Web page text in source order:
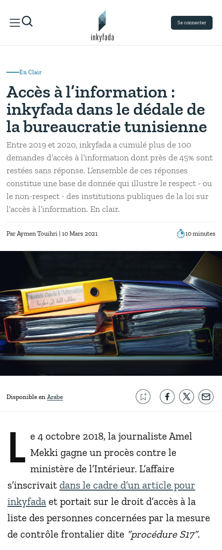
Se connecter
En Clair
Accès à l’information :
inkyfada dans le dédale de
la bureaucratie tunisienne
Entre 2019 et 2020, inkyfada a cumulé plus de 100
demandes d’accès à l’information dont près de 45% sont
restées sans réponse. L’ensemble de ces réponses
constitue une base de donnée qui illustre le respect - ou
le non-respect - des institutions publiques de la loi sur
l’accès à l’information. En clair.
Par Aymen Touihri | 10 Mars 2021 10 minutes
Disponible en Arabe
L e 4 octobre 2018, la journaliste Amel
Mekki gagne un procès contre le
ministère de l’Intérieur. L’affaire
s’inscrivait dans le cadre d’un article pour
inkyfada et portait sur le droit d’accès à la
liste des personnes concernées par la mesure
de contrôle frontalier dite “procédure S17”.